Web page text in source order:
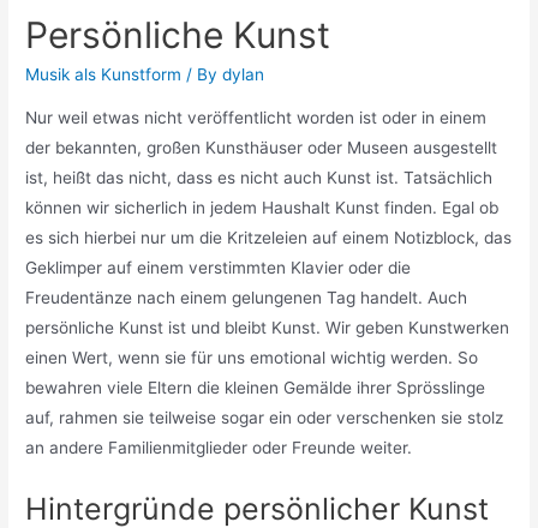
Persönliche Kunst
Musik als Kunstform / Bydylan
Nur weil etwas nicht veröffentlicht worden ist oder in einem
der bekannten, großen Kunsthäuser oder Museen ausgestellt
ist, heißt das nicht, dass es nicht auch Kunst ist. Tatsächlich
können wir sicherlich in jedem Haushalt Kunst finden. Egal ob
es sich hierbei nur um die Kritzeleien auf einem Notizblock, das
Geklimper auf einem verstimmten Klavier oder die
Freudentänze nach einem gelungenen Tag handelt. Auch
persönliche Kunst ist und bleibt Kunst. Wir geben Kunstwerken
einen Wert, wenn sie für uns emotional wichtig werden. So
bewahren viele Eltern die kleinen Gemälde ihrer Sprösslinge
auf, rahmen sie teilweise sogar ein oder verschenken sie stolz
an andere Familienmitglieder oder Freunde weiter.
Hintergründe persönlicher Kunst